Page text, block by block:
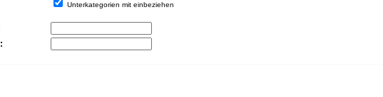
Unterkategorien mit einbeziehen